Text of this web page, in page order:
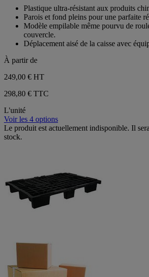
étoiles.
Plastique ultra-résistant aux produits
Parois et fond pleins pour une parfaite
Modèle empilable même pourvu de
couvercle.
Déplacement aisé de la caisse avec
À partir de
249,00 € HT
298,80 € TTC
L'unité
Voir les 4 options
Le produit est actuellement indisponible. Il
stock.